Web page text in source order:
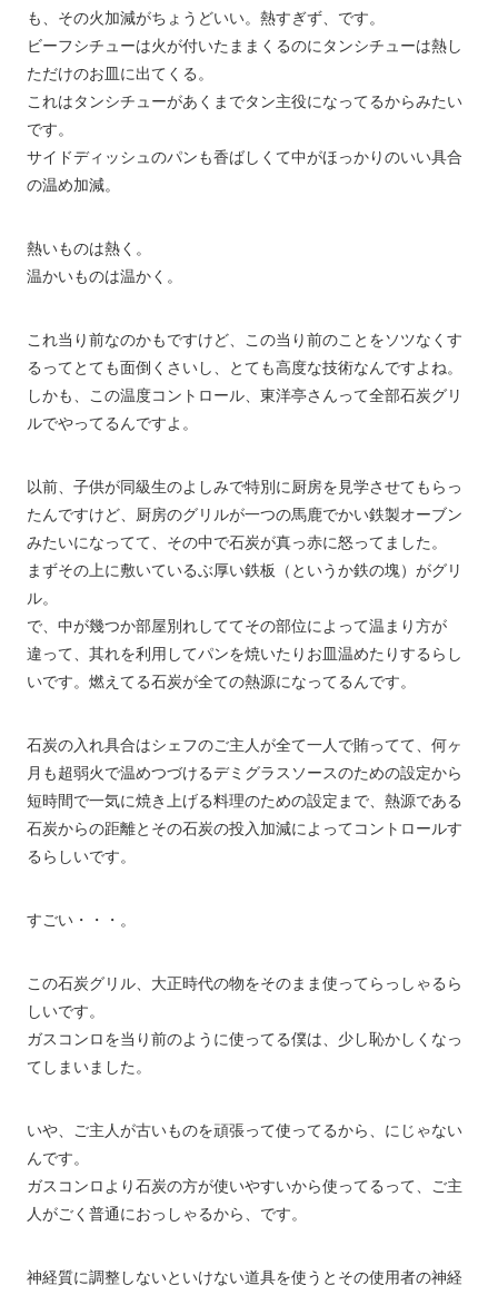
も、その火加減がちょうどいい。熱すぎず、です。
ビーフシチューは火が付いたままくるのにタンシチューは熱し
ただけのお皿に出てくる。
これはタンシチューがあくまでタン主役になってるからみたい
です。
サイドディッシュのパンも香ばしくて中がほっかりのいい具合
の温め加減。
熱いものは熱く。
温かいものは温かく。
これ当り前なのかもですけど、この当り前のことをソツなくす
るってとても面倒くさいし、とても高度な技術なんですよね。
しかも、この温度コントロール、東洋亭さんって全部石炭グリ
ルでやってるんですよ。
以前、子供が同級生のよしみで特別に厨房を見学させてもらっ
たんですけど、厨房のグリルが一つの馬鹿でかい鉄製オーブン
みたいになってて、その中で石炭が真っ赤に怒ってました。
まずその上に敷いているぶ厚い鉄板（というか鉄の塊）がグリ
ル。
で、中が幾つか部屋別れしててその部位によって温まり方が
違って、其れを利用してパンを焼いたりお皿温めたりするらし
いです。燃えてる石炭が全ての熱源になってるんです。
石炭の入れ具合はシェフのご主人が全て一人で賄ってて、何ヶ
月も超弱火で温めつづけるデミグラスソースのための設定から
短時間で一気に焼き上げる料理のための設定まで、熱源である
石炭からの距離とその石炭の投入加減によってコントロールす
るらしいです。
すごい・・・。
この石炭グリル、大正時代の物をそのまま使ってらっしゃるら
しいです。
ガスコンロを当り前のように使ってる僕は、少し恥かしくなっ
てしまいました。
いや、ご主人が古いものを頑張って使ってるから、にじゃない
んです。
ガスコンロより石炭の方が使いやすいから使ってるって、ご主
人がごく普通におっしゃるから、です。
神経質に調整しないといけない道具を使うとその使用者の神経